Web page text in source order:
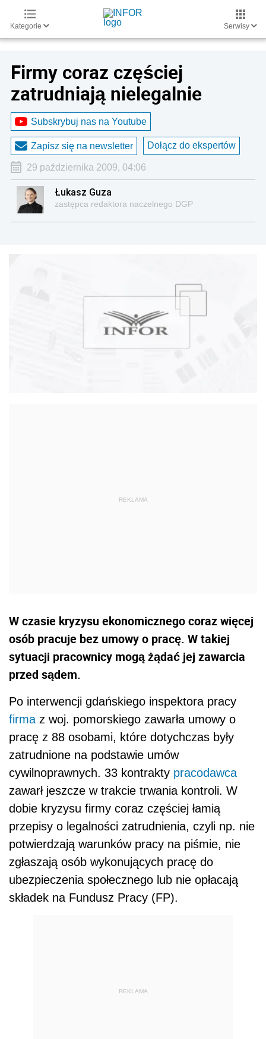
Kategorie Serwisy
Firmy coraz częściej
zatrudniają nielegalnie
Subskrybuj nas na Youtube
Zapisz się na newsletter Dołącz do ekspertów
29 października 2009, 04:06
Łukasz Guza
zastępca redaktora naczelnego DGP
W czasie kryzysu ekonomicznego coraz więcej
osób pracuje bez umowy o pracę. W takiej
sytuacji pracownicy mogą żądać jej zawarcia
przed sądem.
Po interwencji gdańskiego inspektora pracy
firma z woj. pomorskiego zawarła umowy o
pracę z 88 osobami, które dotychczas były
zatrudnione na podstawie umów
cywilnoprawnych. 33 kontrakty pracodawca
zawarł jeszcze w trakcie trwania kontroli. W
dobie kryzysu firmy coraz częściej łamią
przepisy o legalności zatrudnienia, czyli np. nie
potwierdzają warunków pracy na piśmie, nie
zgłaszają osób wykonujących pracę do
ubezpieczenia społecznego lub nie opłacają
składek na Fundusz Pracy (FP).
REKLAMA